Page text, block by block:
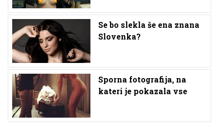
Se bo slekla še ena znana
Slovenka?
Sporna fotografija, na
kateri je pokazala vse